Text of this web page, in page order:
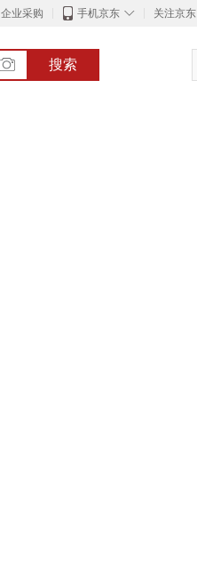
企业采购 ◇
手机京东 关注京东
搜索